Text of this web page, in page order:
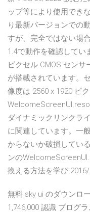
ップ等により使用でき
り最新バージョンでの
すが、完全ではない場
1.4で動作を確認してい
ピクセル CMOS センサ
が搭載されています。
像度は 2560 x 1920 ピ
ダイナミックリンクラ
に関連しています。一
からないか破損してい
ンの
換える方法を学び
無料 sky ui のダウンロ
1,746,000 認識 プログ